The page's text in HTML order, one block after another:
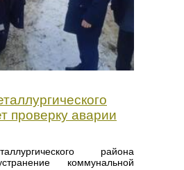
проверку аварии
района
коммунальной